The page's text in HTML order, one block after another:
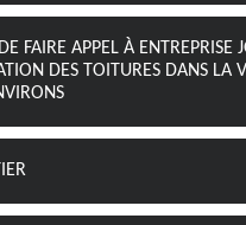
FAIRE APPEL À ENTREPRISE
DES TOITURES DANS LA